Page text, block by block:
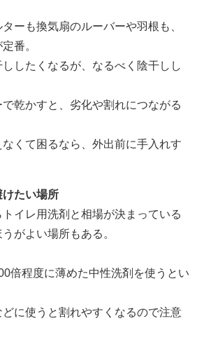
ーも換気扇のルーバーや羽根も、
番。
したくなるが、なるべく陰干しし
乾かすと、劣化や割れにつながる
くて困るなら、外出前に手入れす
けたい場所
トイレ用洗剤と相場が決まっている
がよい場所もある。
倍程度に薄めた中性洗剤を使うとい
どに使うと割れやすくなるので注意